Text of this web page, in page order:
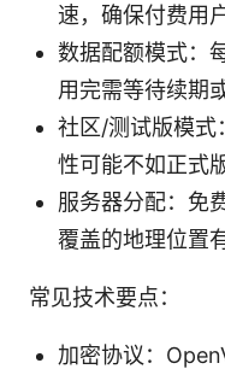
速，确保付费用
数据配额模式：
用完需等待续期
社区/测试版模式
性可能不如正式
服务器分配：免
覆盖的地理位置
常见技术要点：
加密协议：